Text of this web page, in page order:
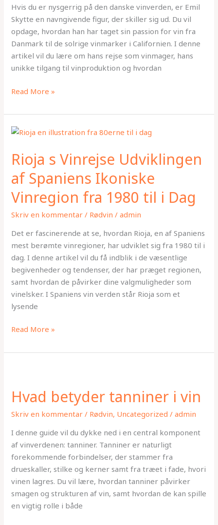
Hvis du er nysgerrig på den danske vinverden, er Emil
Skytte en navngivende figur, der skiller sig ud. Du vil
opdage, hvordan han har taget sin passion for vin fra
Danmark til de solrige vinmarker i Californien. I denne
artikel vil du lære om hans rejse som vinmager, hans
unikke tilgang til vinproduktion og hvordan
Read More »
Rioja s Vinrejse Udviklingen
af Spaniens Ikoniske
Vinregion fra 1980 til i Dag
Skriv en kommentar / Rødvin /admin
Det er fascinerende at se, hvordan Rioja, en af Spaniens
mest berømte vinregioner, har udviklet sig fra 1980 til i
dag. I denne artikel vil du få indblik i de væsentlige
begivenheder og tendenser, der har præget regionen,
samt hvordan de påvirker dine valgmuligheder som
vinelsker. I Spaniens vin verden står Rioja som et
lysende
Rioja
Vinrejse
Udviklingen
af
Spaniens
Ikoniske
Vinregion
til
i
Dag
Read More »
Hvad betyder tanniner i vin
Skriv en kommentar / Rødvin, Uncategorized /admin
I denne guide vil du dykke ned i en central komponent
af vinverdenen: tanniner. Tanniner er naturligt
forekommende forbindelser, der stammer fra
drueskaller, stilke og kerner samt fra træet i fade, hvori
vinen lagres. Du vil lære, hvordan tanniner påvirker
smagen og strukturen af vin, samt hvordan de kan spille
en vigtig rolle i både
tanniner
vin